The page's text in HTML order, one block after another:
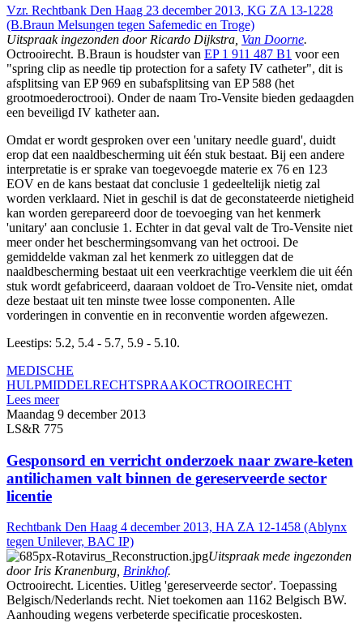
Vzr. Rechtbank Den Haag 23 december 2013, KG ZA 13-1228
(B.Braun Melsungen tegen Safemedic en Troge)
Uitspraak ingezonden door Ricardo Dijkstra, Van Doorne.
Octrooirecht. B.Braun is houdster van EP 1 911 487 B1 voor een
"spring clip as needle tip protection for a safety IV catheter", dit is
afsplitsing van EP 969 en subafsplitsing van EP 588 (het
grootmoederoctrooi). Onder de naam Tro-Vensite bieden gedaagden
een beveiligd IV katheter aan.
Omdat er wordt gesproken over een 'unitary needle guard', duidt
erop dat een naaldbescherming uit één stuk bestaat. Bij een andere
interpretatie is er sprake van toegevoegde materie ex 76 en 123
EOV en de kans bestaat dat conclusie 1 gedeeltelijk nietig zal
worden verklaard. Niet in geschil is dat de geconstateerde nietigheid
kan worden gerepareerd door de toevoeging van het kenmerk
'unitary' aan conclusie 1. Echter in dat geval valt de Tro-Vensite niet
meer onder het beschermingsomvang van het octrooi. De
gemiddelde vakman zal het kenmerk zo uitleggen dat de
naaldbescherming bestaat uit een veerkrachtige veerklem die uit één
stuk wordt gefabriceerd, daaraan voldoet de Tro-Vensite niet, omdat
deze bestaat uit ten minste twee losse componenten. Alle
vorderingen in conventie en in reconventie worden afgewezen.
Leestips: 5.2, 5.4 - 5.7, 5.9 - 5.10.
MEDISCHE
HULPMIDDELRECHTSPRAAKOCTROOIRECHT
Lees meer
Maandag 9 december 2013
LS&R 775
Gesponsord en verricht onderzoek naar zware-keten
antilichamen valt binnen de gereserveerde sector
licentie
Rechtbank Den Haag 4 december 2013, HA ZA 12-1458 (Ablynx
tegen Unilever, BAC IP)
Uitspraak mede ingezonden
door Iris Kranenburg, Brinkhof.
Octrooirecht. Licenties. Uitleg 'gereserveerde sector'. Toepassing
Belgisch/Nederlands recht. Niet toekomen aan 1162 Belgisch BW.
Aanhouding wegens verbeterde specificatie proceskosten.